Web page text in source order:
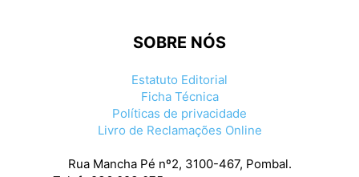
SOBRE NÓS
Estatuto Editorial
Ficha Técnica
Políticas de privacidade
Livro de Reclamações Online
Rua Mancha Pé nº2, 3100-467, Pombal.